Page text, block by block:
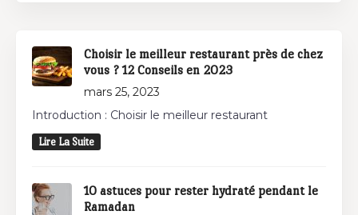
Choisir le meilleur restaurant près de chez
vous ? 12 Conseils en 2023
mars 25, 2023
Introduction : Choisir le meilleur restaurant
Lire La Suite
10 astuces pour rester hydraté pendant le
Ramadan